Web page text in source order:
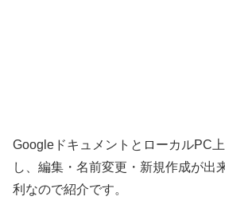
GoogleドキュメントとローカルPC
し、編集・名前変更・新規作成が出
利なので紹介です。